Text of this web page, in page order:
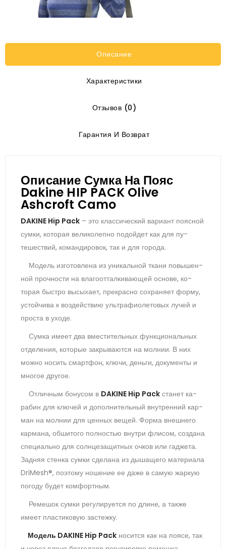
Описание
Характеристики
Отзывов (0)
Гарантия И Возврат
Описание Сумка На Пояс
Dakine HIP PACK Olive
Ashcroft Camo
DAKINE Hip Pack – это клас­си­чес­кий ва­ри­ант по­яс­ной
сум­ки, ко­торая ве­лико­леп­но по­дой­дет как для пу­
тешес­твий, ко­ман­ди­ровок, так и для го­рода.
Мо­дель из­го­тов­ле­на из уни­каль­ной тка­ни по­вышен­
ной проч­ности на вла­го­от­талки­ва­ющей ос­но­ве, ко­
торая быс­тро вы­сыха­ет, прек­расно сох­ра­ня­ет фор­му,
ус­той­чи­ва к воз­дей­ствию уль­тра­фи­оле­товых лу­чей и
прос­та в ухо­де.
Сум­ка име­ет два вмес­ти­тель­ных фун­кци­ональ­ных
от­де­ления, ко­торые зак­ры­ва­ют­ся на мол­нии. В них
мож­но но­сить смар­тфон, клю­чи, день­ги, до­кумен­ты и
мно­гое дру­гое.
От­личным бо­нусом в DAKINE Hip Pack ста­нет ка­
рабин для клю­чей и до­пол­ни­тель­ный внут­ренний кар­
ман на мол­нии для цен­ных ве­щей. Фор­ма внеш­не­го
кар­ма­на, об­ши­того пол­ностью внут­ри фли­сом, соз­да­на
спе­ци­аль­но для сол­нце­защит­ных оч­ков или гад­же­та.
Зад­няя стен­ка сум­ки сде­лана из ды­шаще­го ма­тери­ала
DriMesh®, по­это­му но­шение ее да­же в са­мую жар­кую
по­году бу­дет ком­фор­тным.
Ре­мешок сум­ки ре­гули­ру­ет­ся по дли­не, а так­же
име­ет плас­ти­ковую зас­тежку.
Мо­дель DAKINE Hip Pack но­сит­ся как на по­ясе, так